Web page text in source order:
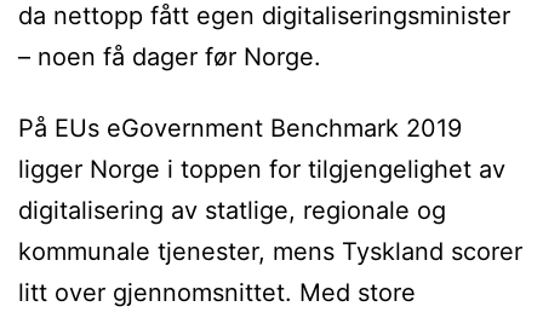
da nettopp fått egen digitaliseringsminister
– noen få dager før Norge.
På EUs eGovernment Benchmark 2019
ligger Norge i toppen for tilgjengelighet av
digitalisering av statlige, regionale og
kommunale tjenester, mens Tyskland scorer
litt over gjennomsnittet. Med store